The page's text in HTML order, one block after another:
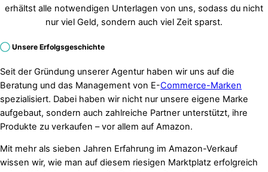
erhältst alle notwendigen Unterlagen von uns, sodass du nicht
nur viel Geld, sondern auch viel Zeit sparst.
◯ Unsere Erfolgsgeschichte
Seit der Gründung unserer Agentur haben wir uns auf die
Beratung und das Management von E-Commerce-Marken
spezialisiert. Dabei haben wir nicht nur unsere eigene Marke
aufgebaut, sondern auch zahlreiche Partner unterstützt, ihre
Produkte zu verkaufen – vor allem auf Amazon.
Mit mehr als sieben Jahren Erfahrung im Amazon-Verkauf
wissen wir, wie man auf diesem riesigen Marktplatz erfolgreich